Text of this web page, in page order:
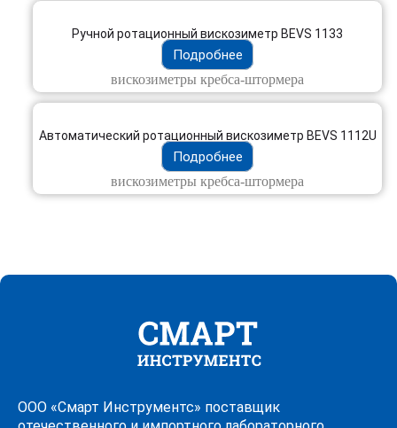
Ручной ротационный вискозиметр BEVS 1133
Подробнее
вискозиметры кребса-штормера
Автоматический ротационный вискозиметр BEVS 1112U
Подробнее
вискозиметры кребса-штормера
ООО «Смарт Инструментс» поставщик